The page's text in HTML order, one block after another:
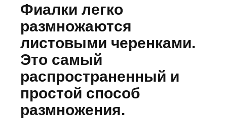
Фиалки легко
размножаются
листовыми черенками.
Это самый
распространенный и
простой способ
размножения.